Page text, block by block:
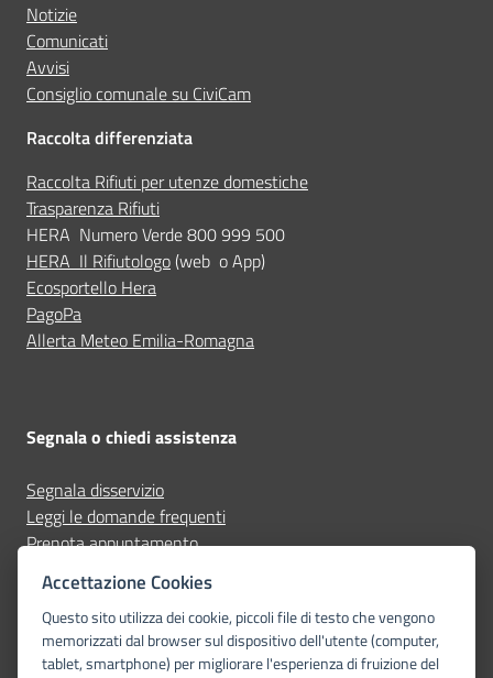
Notizie
Comunicati
Avvisi
Consiglio comunale su CiviCam
Raccolta differenziata
Raccolta Rifiuti per utenze domestiche
Trasparenza Rifiuti
HERA Numero Verde 800 999 500
HERA Il Rifiutologo (web o App)
Ecosportello Hera
PagoPa
Allerta Meteo Emilia-Romagna
Segnala o chiedi assistenza
Segnala disservizio
Leggi le domande frequenti
Prenota appuntamento
whatsapp
facebooktelegram-plane
youtube
Accettazione Cookies
Questo sito utilizza dei cookie, piccoli file di testo che vengono
memorizzati dal browser sul dispositivo dell'utente (computer,
tablet, smartphone) per migliorare l'esperienza di fruizione del